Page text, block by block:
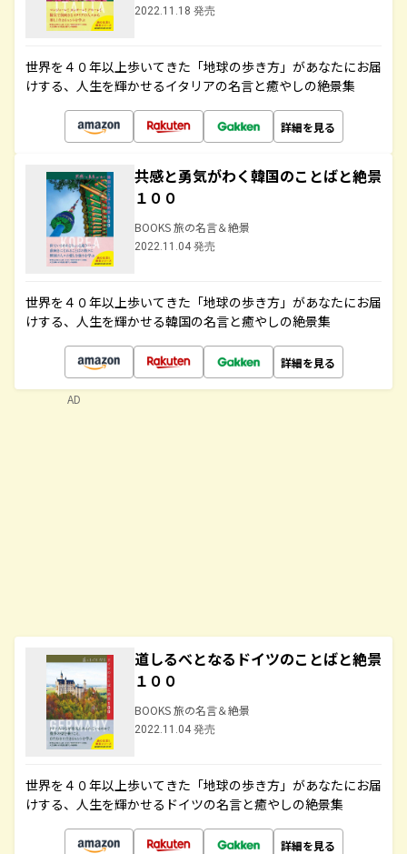
2022.11.18 発売
世界を４０年以上歩いてきた「地球の歩き方」があなたにお届
けする、人生を輝かせるイタリアの名言と癒やしの絶景集
詳細を見る
共感と勇気がわく韓国のことばと絶景
１００
BOOKS 旅の名言＆絶景
2022.11.04 発売
世界を４０年以上歩いてきた「地球の歩き方」があなたにお届
けする、人生を輝かせる韓国の名言と癒やしの絶景集
詳細を見る
道しるべとなるドイツのことばと絶景
１００
BOOKS 旅の名言＆絶景
2022.11.04 発売
世界を４０年以上歩いてきた「地球の歩き方」があなたにお届
けする、人生を輝かせるドイツの名言と癒やしの絶景集
詳細を見る
AD